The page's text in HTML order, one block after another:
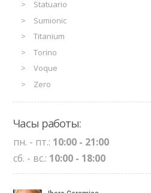
Statuario
Sumionic
Titanium
Torino
Voque
Zero
Часы работы:
пн. - пт.: 10:00 - 21:00
сб. - вс.: 10:00 - 18:00